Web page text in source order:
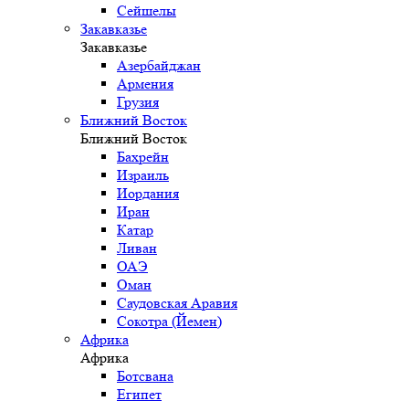
Сейшелы
Закавказье
Закавказье
Азербайджан
Армения
Грузия
Ближний Восток
Ближний Восток
Бахрейн
Израиль
Иордания
Иран
Катар
Ливан
ОАЭ
Оман
Саудовская Аравия
Сокотра (Йемен)
Африка
Африка
Ботсвана
Египет